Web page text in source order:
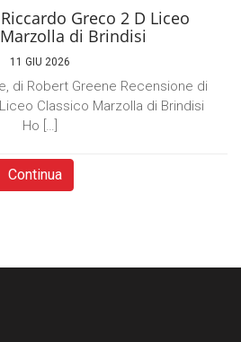
Greco 2 D Liceo
di Brindisi
11 GIU 2026
di Robert Greene Recensione di
Classico Marzolla di Brindisi
Ho […]
Continua